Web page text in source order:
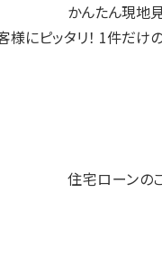
かんたん現地
にピッタリ！ 1件だけ
住宅ローンの